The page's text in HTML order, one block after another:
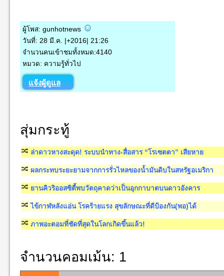
ผู้โพส: gunhotnews
วันที่: 28 มี.ค. |+2016| 21:26
จำนวนคนเข้าชมทั้งหมด:4140
หมวด: ความรู้ทั่วไป
แจ้งผู้ดูแล
สุ่มกระทู้
ล่าดาวหางสะดุด! ระบบนำทาง-สื่อสาร “โรเซตตา” เสียหาย
ผลกระทบระยะยามจากการรั่วไหลของน้ำมันดิบในสหรัฐอเมริกา
ยานคิวริออสซิตี้พบวัตถุคาดว่าเป็นอุกกาบาตบนดาวอังคาร
ไข้กาฬหลังแอ่น โรคร้ายแรง สุขลักษณะที่ดีป้องกัน(พอ)ได้
ภาพอะตอมที่ชัดที่สุดในโลกเกิดขึ้นแล้ว!
จำนวนคอมเม้น: 1